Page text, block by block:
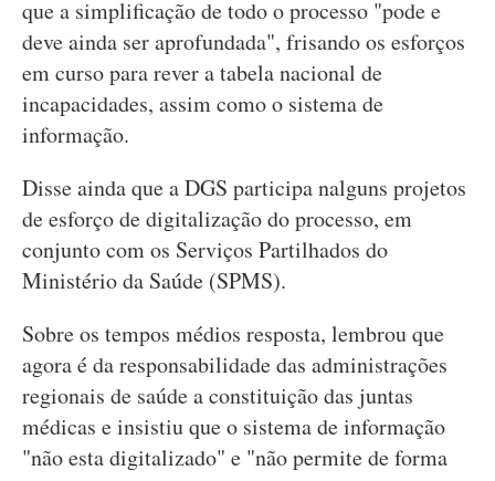
que a simplificação de todo o processo "pode e
deve ainda ser aprofundada", frisando os esforços
em curso para rever a tabela nacional de
incapacidades, assim como o sistema de
informação.
Disse ainda que a DGS participa nalguns projetos
de esforço de digitalização do processo, em
conjunto com os Serviços Partilhados do
Ministério da Saúde (SPMS).
Sobre os tempos médios resposta, lembrou que
agora é da responsabilidade das administrações
regionais de saúde a constituição das juntas
médicas e insistiu que o sistema de informação
"não esta digitalizado" e "não permite de forma